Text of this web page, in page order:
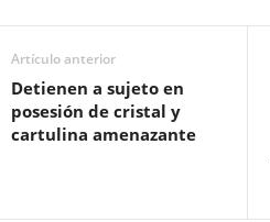
Artículo anterior
Detienen a sujeto en
posesión de cristal y
cartulina amenazante